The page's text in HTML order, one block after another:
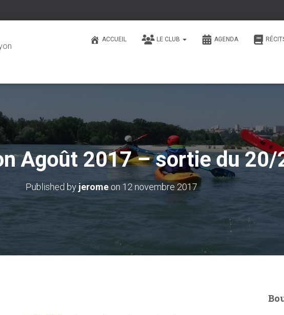
ACCUEIL LE CLUB AGENDA
Agoût 2017 – sortie du 20/
Published by jeromeon 12 novembre 2017